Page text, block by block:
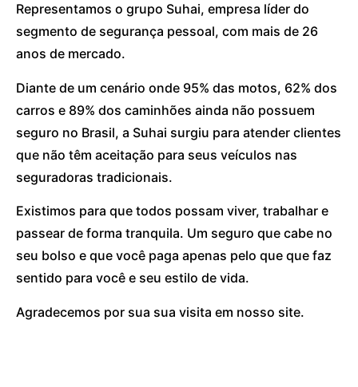
Representamos o grupo Suhai, empresa líder do
segmento de segurança pessoal, com mais de 26
anos de mercado.
Diante de um cenário onde 95% das motos, 62% dos
carros e 89% dos caminhões ainda não possuem
seguro no Brasil, a Suhai surgiu para atender clientes
que não têm aceitação para seus veículos nas
seguradoras tradicionais.
Existimos para que todos possam viver, trabalhar e
passear de forma tranquila. Um seguro que cabe no
seu bolso e que você paga apenas pelo que que faz
sentido para você e seu estilo de vida.
Agradecemos por sua sua visita em nosso site.